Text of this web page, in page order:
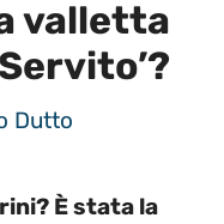
valletta
Dutto
È stata la